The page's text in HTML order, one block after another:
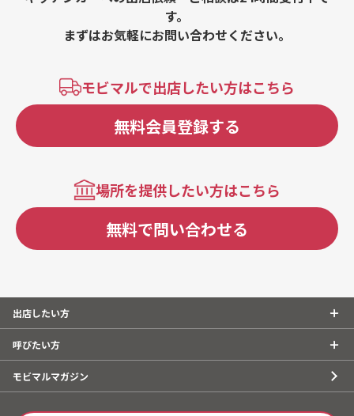
す。
まずはお気軽にお問い合わせください。
モビマルで出店したい方はこちら
無料会員登録する
場所を提供したい方はこちら
無料で問い合わせる
出店したい方
呼びたい方
モビマルマガジン